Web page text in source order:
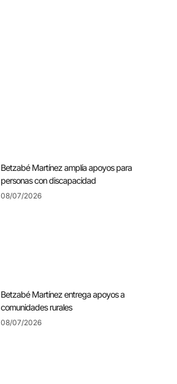
Betzabé Martínez amplía apoyos para
personas con discapacidad
08/07/2026
Betzabé Martínez entrega apoyos a
comunidades rurales
08/07/2026